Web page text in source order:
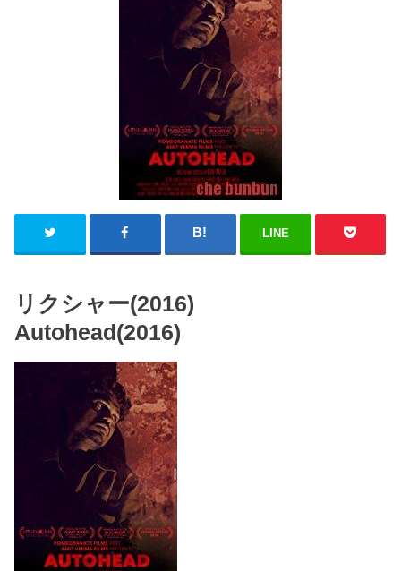
LINE
リクシャー(2016)
Autohead(2016)